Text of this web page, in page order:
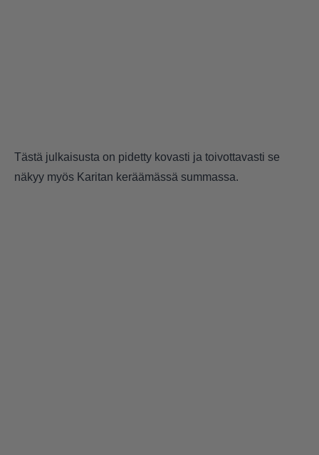
Tästä julkaisusta on pidetty kovasti ja toivottavasti se
näkyy myös Karitan keräämässä summassa.